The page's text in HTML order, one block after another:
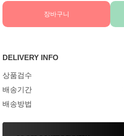
장바구니
DELIVERY INFO
상품검수
배송기간
배송방법